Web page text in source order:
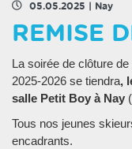
05.05.2025 Nay
REMISE
La soirée de clôture
2025-2026 se tiendra,
salle Petit Boy à Nay
Tous nos jeunes
encadrants.